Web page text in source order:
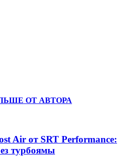
ОТ АВТОРА
Air от SRT Performance:
турбоямы